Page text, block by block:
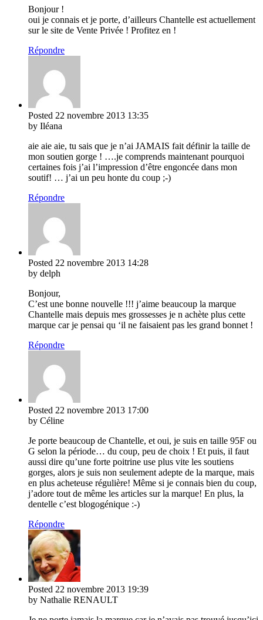
Bonjour !
oui je connais et je porte, d’ailleurs Chantelle est actuellement
sur le site de Vente Privée ! Profitez en !
Répondre
Posted 22 novembre 2013 13:35
by Iléana
aie aie aie, tu sais que je n’ai JAMAIS fait définir la taille de
mon soutien gorge ! ….je comprends maintenant pourquoi
certaines fois j’ai l’impression d’être engoncée dans mon
soutif! … j’ai un peu honte du coup ;-)
Répondre
Posted 22 novembre 2013 14:28
by delph
Bonjour,
C’est une bonne nouvelle !!! j’aime beaucoup la marque
Chantelle mais depuis mes grossesses je n achète plus cette
marque car je pensai qu ‘il ne faisaient pas les grand bonnet !
Répondre
Posted 22 novembre 2013 17:00
by Céline
Je porte beaucoup de Chantelle, et oui, je suis en taille 95F ou
G selon la période… du coup, peu de choix ! Et puis, il faut
aussi dire qu’une forte poitrine use plus vite les soutiens
gorges, alors je suis non seulement adepte de la marque, mais
en plus acheteuse régulière! Même si je connais bien du coup,
j’adore tout de même les articles sur la marque! En plus, la
dentelle c’est blogogénique :-)
Répondre
Posted 22 novembre 2013 19:39
by Nathalie RENAULT